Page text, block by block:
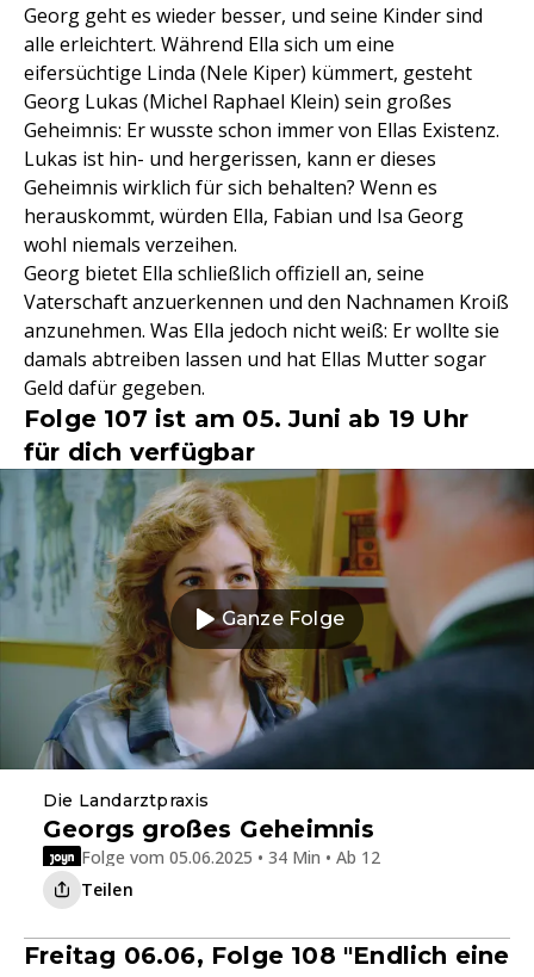
Georg geht es wieder besser, und seine Kinder sind
alle erleichtert. Während Ella sich um eine
eifersüchtige Linda (Nele Kiper) kümmert, gesteht
Georg Lukas (Michel Raphael Klein) sein großes
Geheimnis: Er wusste schon immer von Ellas Existenz.
Lukas ist hin- und hergerissen, kann er dieses
Geheimnis wirklich für sich behalten? Wenn es
herauskommt, würden Ella, Fabian und Isa Georg
wohl niemals verzeihen.
Georg bietet Ella schließlich offiziell an, seine
Vaterschaft anzuerkennen und den Nachnamen Kroiß
anzunehmen. Was Ella jedoch nicht weiß: Er wollte sie
damals abtreiben lassen und hat Ellas Mutter sogar
Geld dafür gegeben.
Folge 107 ist am 05. Juni ab 19 Uhr
für dich verfügbar
Ganze Folge
Die Landarztpraxis
Georgs großes Geheimnis
Folge vom 05.06.2025 • 34 Min • Ab 12
Teilen
Freitag 06.06, Folge 108 "Endlich eine